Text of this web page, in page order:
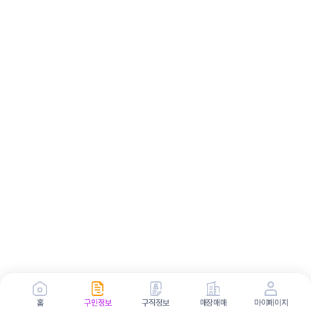
홈 구인정보 구직정보 매장매매 마이페이지